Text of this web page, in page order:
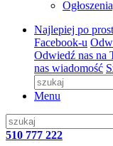
Najlepiej po
Facebook-u
Odwiedź nas na
nas wiadomość
Menu
510 777 222